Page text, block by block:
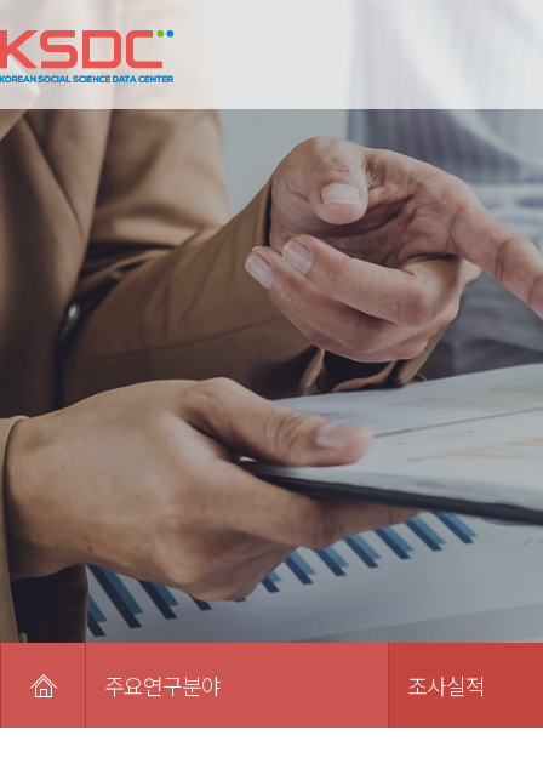
주요연구분야 조사실적